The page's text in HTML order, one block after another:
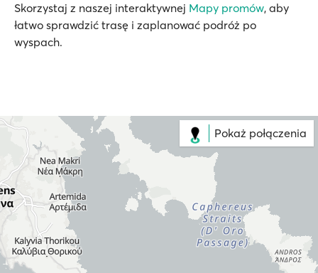
Skorzystaj z naszej interaktywnej Mapy promów, aby
łatwo sprawdzić trasę i zaplanować podróż po
wyspach.
Pokaż połączenia